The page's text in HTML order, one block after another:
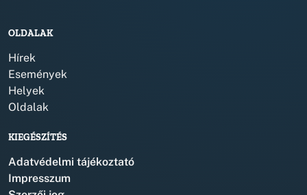
OLDALAK
Hírek
Események
Helyek
Oldalak
KIEGÉSZÍTÉS
Adatvédelmi tájékoztató
Impresszum